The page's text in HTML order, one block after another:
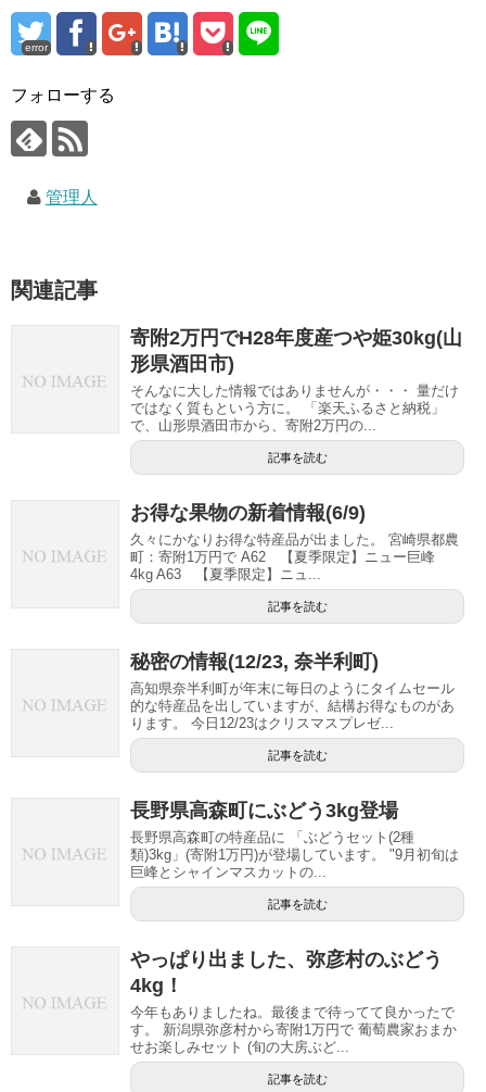
error
フォローする
管理人
関連記事
寄附2万円でH28年度産つや姫30kg(山
形県酒田市)
そんなに大した情報ではありませんが・・・ 量だけ
ではなく質もという方に。 「楽天ふるさと納税」
で、山形県酒田市から、寄附2万円の...
記事を読む
お得な果物の新着情報(6/9)
久々にかなりお得な特産品が出ました。 宮崎県都農
町：寄附1万円で A62 【夏季限定】ニュー巨峰
4kg A63 【夏季限定】ニュ...
記事を読む
秘密の情報(12/23, 奈半利町)
高知県奈半利町が年末に毎日のようにタイムセール
的な特産品を出していますが、結構お得なものがあ
ります。 今日12/23はクリスマスプレゼ...
記事を読む
長野県高森町にぶどう3kg登場
長野県高森町の特産品に 「ぶどうセット(2種
類)3kg」(寄附1万円)が登場しています。 "9月初旬は
巨峰とシャインマスカットの...
記事を読む
やっぱり出ました、弥彦村のぶどう
4kg！
今年もありましたね。最後まで待ってて良かったで
す。 新潟県弥彦村から寄附1万円で 葡萄農家おまか
せお楽しみセット (旬の大房ぶど...
記事を読む